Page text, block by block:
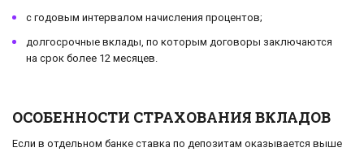
с годовым интервалом начисления процентов;
долгосрочные вклады, по которым договоры заключаются
на срок более 12 месяцев.
ОСОБЕННОСТИ СТРАХОВАНИЯ ВКЛАДОВ
Если в отдельном банке ставка по депозитам оказывается выше